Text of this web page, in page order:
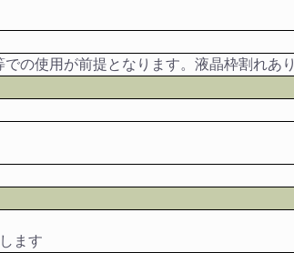
の使用が前提となります。液晶枠割れあり
ます